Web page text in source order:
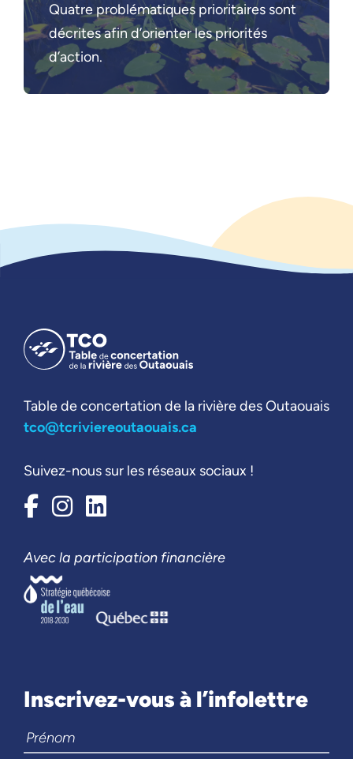
Quatre problématiques prioritaires sont
décrites afin d’orienter les priorités
d’action.
Table de concertation de la rivière des Outaouais
tco@tcriviereoutaouais.ca
Suivez-nous sur les réseaux sociaux !
Avec la participation financière
Inscrivez-vous à l’infolettre